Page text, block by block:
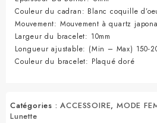
Couleur du cadran: Blanc coquille
Mouvement: Mouvement à quartz
Largeur du bracelet: 10mm
Longueur ajustable: (Min – Max) 150-
Couleur du bracelet: Plaqué doré
Catégories :ACCESSOIRE,MODE
Lunette